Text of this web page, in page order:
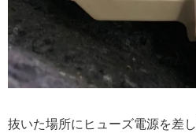
抜いた場所にヒューズ電源を差し